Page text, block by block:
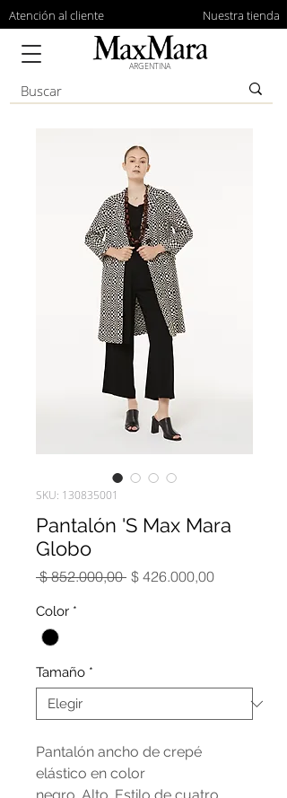
Atención al cliente Nuestra tienda
ARGENTINA
SKU: 130835001
Pantalón 'S Max Mara
Globo
$ 852.000,00 Precio
$ 426.000,00Precio
Color *
Tamaño *
Pantalón ancho de crepé
elástico en color